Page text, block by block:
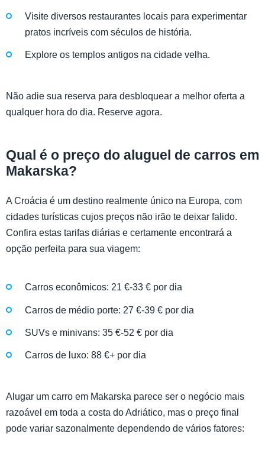
Visite diversos restaurantes locais para experimentar
pratos incríveis com séculos de história.
Explore os templos antigos na cidade velha.
Não adie sua reserva para desbloquear a melhor oferta a
qualquer hora do dia. Reserve agora.
Qual é o preço do aluguel de carros em
Makarska?
A Croácia é um destino realmente único na Europa, com
cidades turísticas cujos preços não irão te deixar falido.
Confira estas tarifas diárias e certamente encontrará a
opção perfeita para sua viagem:
Carros econômicos: 21 €-33 € por dia
Carros de médio porte: 27 €-39 € por dia
SUVs e minivans: 35 €-52 € por dia
Carros de luxo: 88 €+ por dia
Alugar um carro em Makarska parece ser o negócio mais
razoável em toda a costa do Adriático, mas o preço final
pode variar sazonalmente dependendo de vários fatores: